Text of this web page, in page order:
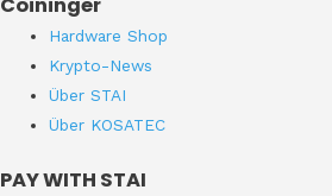
Coininger
Hardware Shop
Krypto-News
Über STAI
Über KOSATEC
PAY WITH STAI